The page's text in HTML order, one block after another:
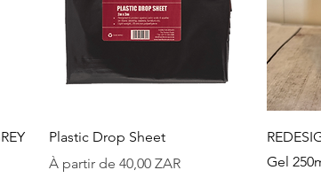
Aperçu rapide
Plastic Drop Sheet
À partir de 40,00 ZAR
Prix promotionnel
Gel